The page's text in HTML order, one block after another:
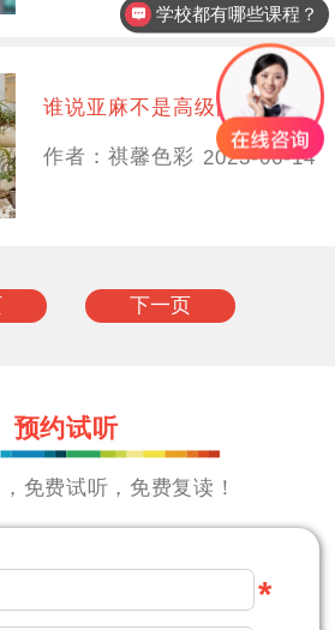
谁说亚麻不是高级的呢
作者：祺馨色彩 2023-06-14
下一页
预约试听
免费试听，免费复读！
*
学校都有哪些课程？